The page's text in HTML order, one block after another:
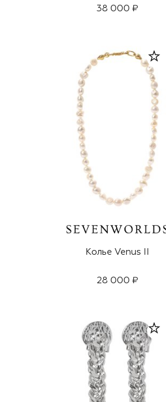
38 000 ₽
Колье Venus II
28 000 ₽